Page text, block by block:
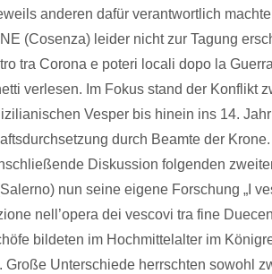
anderen dafür verantwortlich
(Cosenza) leider nicht zur Tagung
tra Corona e poteri locali dopo la
verlesen. Im Fokus stand der Konflikt
Vesper bis hinein ins 14.
durch Beamte der Krone.
Diskussion folgenden
nun seine eigene Forschung „I
nell’opera dei vescovi tra fine
bildeten im Hochmittelalter im
Unterschiede herrschten sowohl